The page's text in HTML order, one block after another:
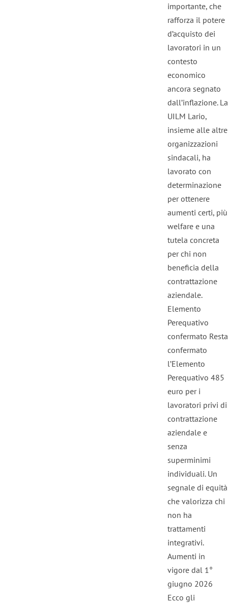
importante, che
rafforza il potere
d’acquisto dei
lavoratori in un
contesto
economico
ancora segnato
dall’inflazione. La
UILM Lario,
insieme alle altre
organizzazioni
sindacali, ha
lavorato con
determinazione
per ottenere
aumenti certi, più
welfare e una
tutela concreta
per chi non
beneficia della
contrattazione
aziendale.
Elemento
Perequativo
confermato Resta
confermato
l’Elemento
Perequativo 485
euro per i
lavoratori privi di
contrattazione
aziendale e
senza
superminimi
individuali. Un
segnale di equità
che valorizza chi
non ha
trattamenti
integrativi.
Aumenti in
vigore dal 1°
giugno 2026
Ecco gli